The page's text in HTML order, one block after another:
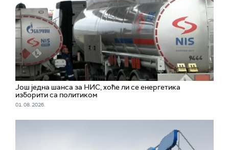
Још једна шанса за НИС, хоће ли се енергетика
изборити са политиком
01. 08. 2026.